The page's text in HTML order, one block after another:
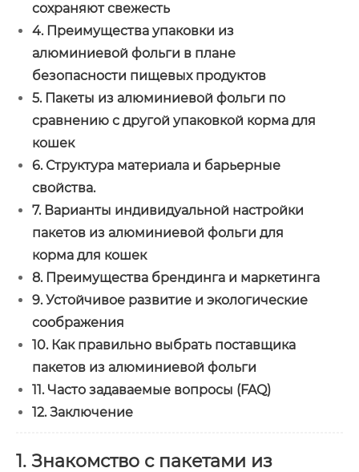
сохраняют свежесть
4. Преимущества упаковки из
алюминиевой фольги в плане
безопасности пищевых продуктов
5. Пакеты из алюминиевой фольги по
сравнению с другой упаковкой корма для
кошек
6. Структура материала и барьерные
свойства.
7. Варианты индивидуальной настройки
пакетов из алюминиевой фольги для
корма для кошек
8. Преимущества брендинга и маркетинга
9. Устойчивое развитие и экологические
соображения
10. Как правильно выбрать поставщика
пакетов из алюминиевой фольги
11. Часто задаваемые вопросы (FAQ)
12. Заключение
1. Знакомство с пакетами из